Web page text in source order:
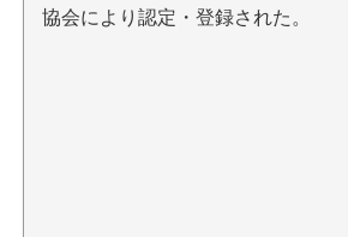
協会により認定・登録された。